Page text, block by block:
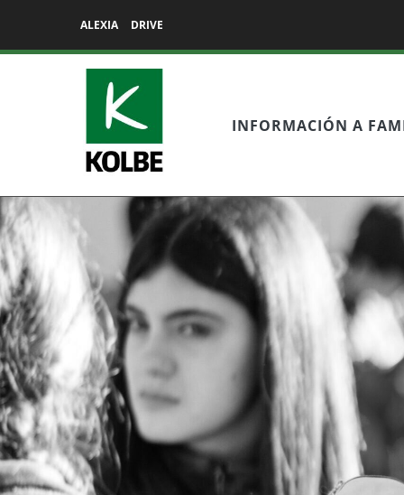
ALEXIA DRIVE
INFORMACIÓN A